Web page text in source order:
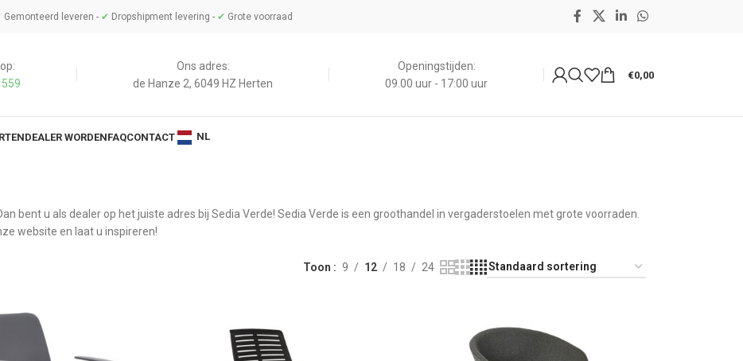
Gemonteerd leveren - ✔ Dropshipment levering - ✔ Grote voorraad
Ons adres:
de Hanze 2, 6049 HZ Herten
Openingstijden:
09.00 uur - 17:00 uur
€0,00
DEALER WORDENFAQCONTACT NL
bent u als dealer op het juiste adres bij Sedia Verde! Sedia Verde is een groothandel in vergaderstoelen met grote voorraden.
website en laat u inspireren!
Toon 9 12 18 24